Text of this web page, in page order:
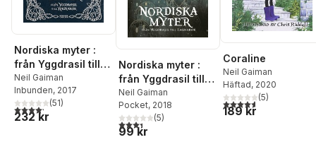
Nordiska myter :
från Yggdrasil till
Ragnarök
Neil Gaiman
Inbunden, 2017
4,2utav 5 stjärnor. Totalt antal röster:
(51)
232 kr
Nordiska myter :
från Yggdrasil till
Ragnarök
Neil Gaiman
Pocket, 2018
3,4utav 5 stjärnor. Totalt antal röster:
(5)
99 kr
Coraline
Neil Gaiman
Häftad, 2020
4,6utav 5 stjärnor.
(5)
189 kr